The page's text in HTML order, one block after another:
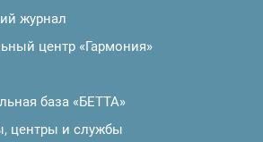
журнал
центр «Гармония»
база «БЕТТА»
центры и службы